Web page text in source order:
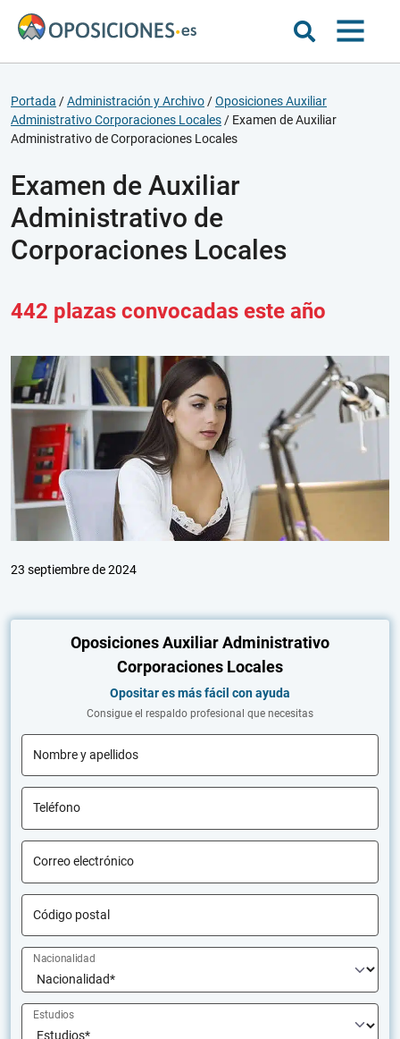
Portada /Administración y Archivo /Oposiciones Auxiliar
Administrativo Corporaciones Locales / Examen de Auxiliar
Administrativo de Corporaciones Locales
Examen de Auxiliar
Administrativo de
Corporaciones Locales
442 plazas convocadas este año
23 septiembre de 2024
Oposiciones Auxiliar Administrativo
Corporaciones Locales
Opositar es más fácil con ayuda
Consigue el respaldo profesional que necesitas
Nombre y apellidos
Teléfono
Correo electrónico
Código postal
Nacionalidad
Estudios